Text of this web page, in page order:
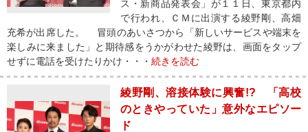
ス・新商品発表会」が１１日、東京都内
で行われ、ＣＭに出演する綾野剛、高畑
充希が出席した。 冒頭のあいさつから「新しいサービスや端末を
楽しみに来ました」と期待感をうかがわせた綾野は、画面をタップ
せずに電話を受けたりかけ・・・ 続きを読む
綾野剛、溶接体験に興奮!? 「高校
のときやっていた」意外なエピソー
ド